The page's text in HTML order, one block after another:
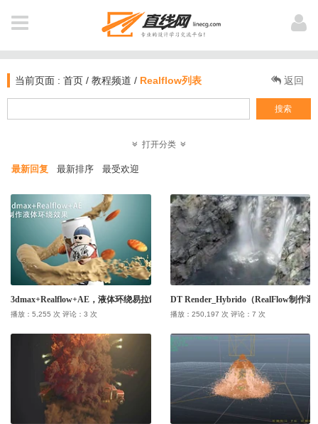
首页
电影资讯
图文教材
公开课
插件库
技术培训
COPYRIGHT LINECG 2016, ENABLED.
全 部
我打赏的教程
我浏览过的
作品记录
插件记录
教程
作品
我关注的
COPYRIGHT LINECG 2026.
当前页面 : 首页 / 教程频道 / Realflow列表 返回
搜索
打开分类
最受欢迎
最新排序
最新回复
3dmax+Realflow+AE，液体环绕易拉罐效果
播放：5,255 次 评论：3 次
DT Render_Hybrido（RealFlow制作瀑
播放：250,197 次 评论：7 次